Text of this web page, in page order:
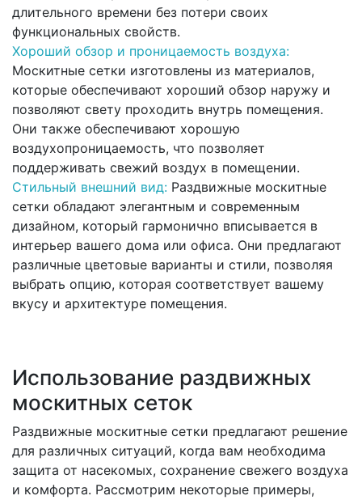
длительного времени без потери своих
функциональных свойств.
Хороший обзор и проницаемость воздуха:
Москитные сетки изготовлены из материалов,
которые обеспечивают хороший обзор наружу и
позволяют свету проходить внутрь помещения.
Они также обеспечивают хорошую
воздухопроницаемость, что позволяет
поддерживать свежий воздух в помещении.
Стильный внешний вид: Раздвижные москитные
сетки обладают элегантным и современным
дизайном, который гармонично вписывается в
интерьер вашего дома или офиса. Они предлагают
различные цветовые варианты и стили, позволяя
выбрать опцию, которая соответствует вашему
вкусу и архитектуре помещения.
Использование раздвижных
москитных сеток
Раздвижные москитные сетки предлагают решение
для различных ситуаций, когда вам необходима
защита от насекомых, сохранение свежего воздуха
и комфорта. Рассмотрим некоторые примеры,